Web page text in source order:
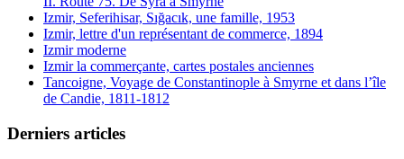
Izmir, Seferihisar, Sığacık, une famille, 1953
Izmir, lettre d'un représentant de commerce, 1894
Izmir moderne
Izmir la commerçante, cartes postales anciennes
Tancoigne, Voyage de Constantinople à Smyrne et dans l’île
de Candie, 1811-1812
Derniers articles